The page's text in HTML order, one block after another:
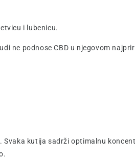
i lubenicu.
ne podnose CBD u njegovom
kutija sadrži optimalnu